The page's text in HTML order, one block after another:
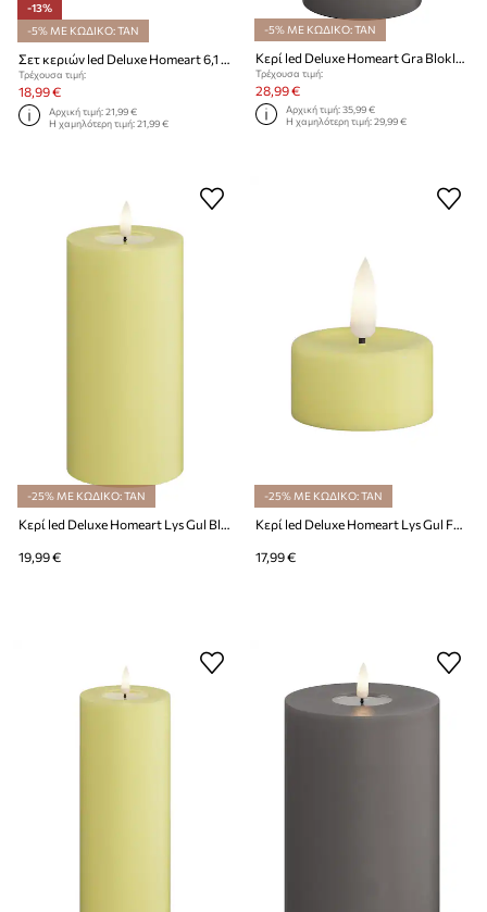
-13%
-5% ΜΕ ΚΩΔΙΚΟ: TAN
Σετ κεριών led Deluxe Homeart 6,1 x 4,5 cm 2-pack
Τρέχουσα τιμή:
18,99 €
Αρχική τιμή:21,99 €
Η χαμηλότερη τιμή:21,99 €
-5% ΜΕ ΚΩΔΙΚΟ: TAN
Τρέχουσα τιμή:
28,99 €
Αρχική τιμή:35,99 €
Η χαμηλότερη τιμή:29,99 €
-25% ΜΕ ΚΩΔΙΚΟ: TAN
19,99 €
-25% ΜΕ ΚΩΔΙΚΟ: TAN
17,99 €